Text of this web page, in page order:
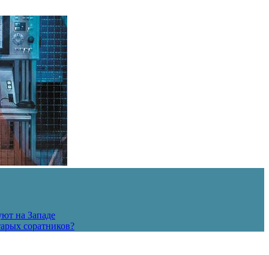
на Западе
соратников?